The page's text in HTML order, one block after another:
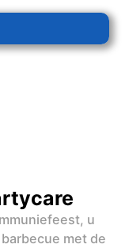
u
met de